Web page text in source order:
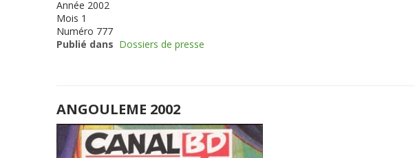
Année 2002
Mois 1
Numéro 777
Publié dans Dossiers de presse
ANGOULEME 2002